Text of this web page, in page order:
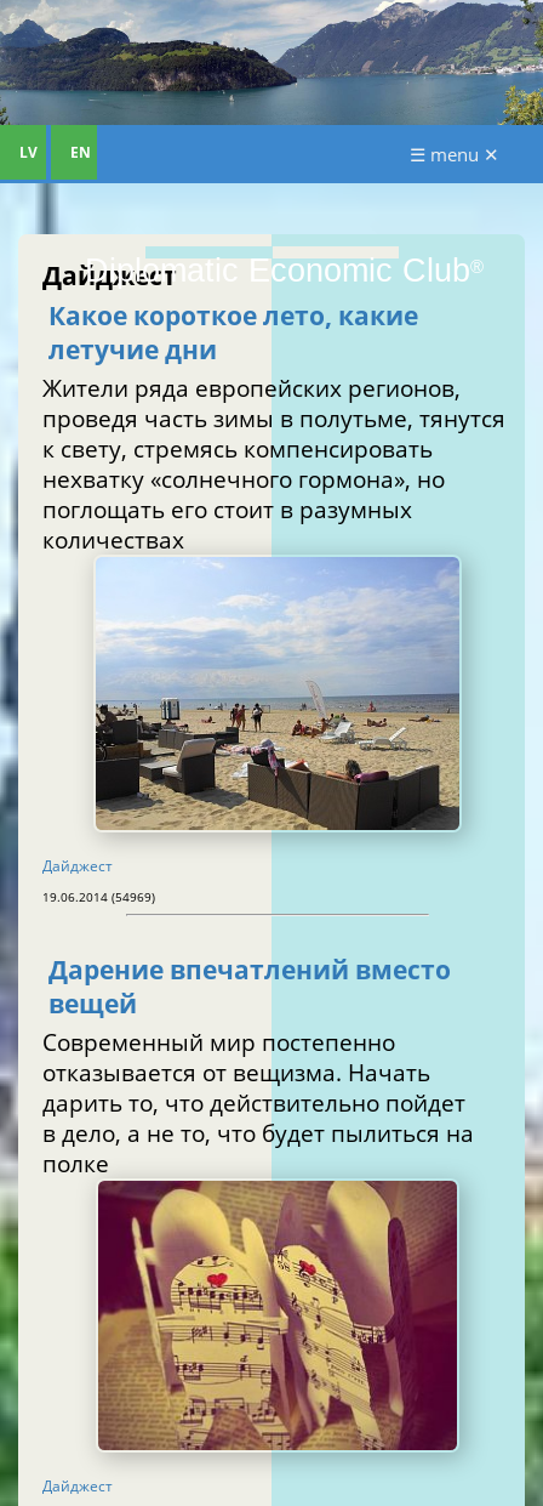
Diplomatic Economic Club®
LV EN ☰ menu ✕
Дайджест
Какое короткое лето, какие
летучие дни
Жители ряда европейских регионов,
проведя часть зимы в полутьме, тянутся
к свету, стремясь компенсировать
нехватку «солнечного гормона», но
поглощать его стоит в разумных
количествах
Дайджест
19.06.2014 (54969)
Дарение впечатлений вместо
вещей
Современный мир постепенно
отказывается от вещизма. Начать
дарить то, что действительно пойдет
в дело, а не то, что будет пылиться на
полке
Дайджест